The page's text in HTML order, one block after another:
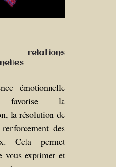
émotionnelle
favorise la
la résolution de
des
Cela permet
vous exprimer et